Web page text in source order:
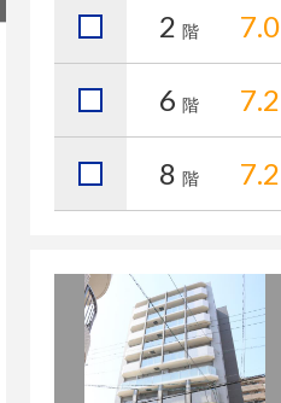
2 階 7.0
6 階 7.2
8 階 7.2